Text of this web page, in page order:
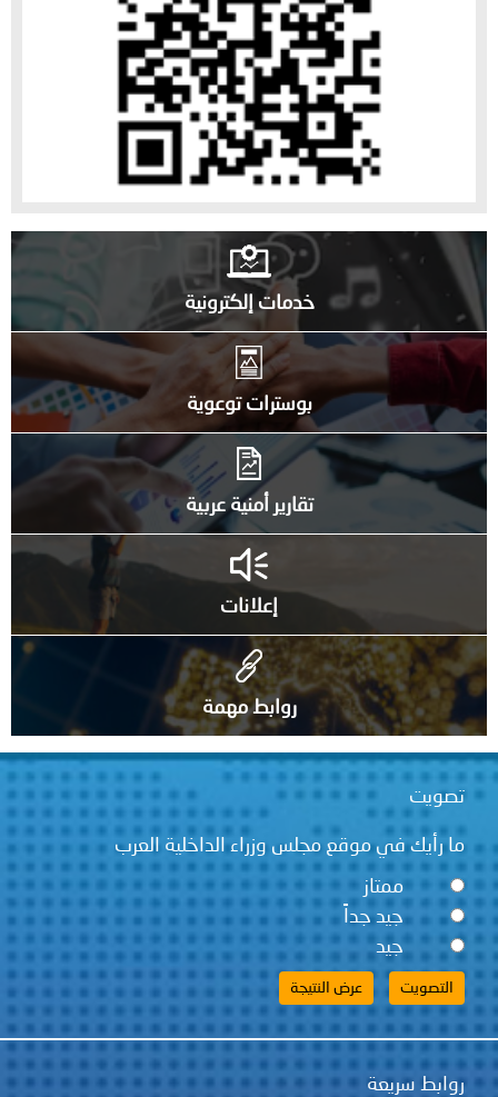
خدمات إلكترونية
بوسترات توعوية
روابط مهمة
مجلس وزراء الداخلية العرب